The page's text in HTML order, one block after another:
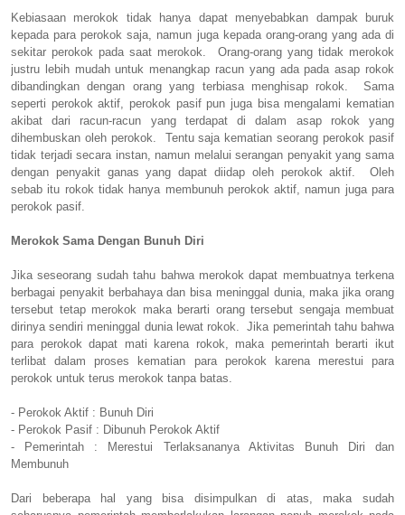
Kebiasaan merokok tidak hanya dapat menyebabkan dampak buruk
kepada para perokok saja, namun juga kepada orang-orang yang ada di
sekitar perokok pada saat merokok. Orang-orang yang tidak merokok
justru lebih mudah untuk menangkap racun yang ada pada asap rokok
dibandingkan dengan orang yang terbiasa menghisap rokok. Sama
seperti perokok aktif, perokok pasif pun juga bisa mengalami kematian
akibat dari racun-racun yang terdapat di dalam asap rokok yang
dihembuskan oleh perokok. Tentu saja kematian seorang perokok pasif
tidak terjadi secara instan, namun melalui serangan penyakit yang sama
dengan penyakit ganas yang dapat diidap oleh perokok aktif. Oleh
sebab itu rokok tidak hanya membunuh perokok aktif, namun juga para
perokok pasif.
Merokok Sama Dengan Bunuh Diri
Jika seseorang sudah tahu bahwa merokok dapat membuatnya terkena
berbagai penyakit berbahaya dan bisa meninggal dunia, maka jika orang
tersebut tetap merokok maka berarti orang tersebut sengaja membuat
dirinya sendiri meninggal dunia lewat rokok. Jika pemerintah tahu bahwa
para perokok dapat mati karena rokok, maka pemerintah berarti ikut
terlibat dalam proses kematian para perokok karena merestui para
perokok untuk terus merokok tanpa batas.
- Perokok Aktif : Bunuh Diri
- Perokok Pasif : Dibunuh Perokok Aktif
- Pemerintah : Merestui Terlaksananya Aktivitas Bunuh Diri dan
Membunuh
Dari beberapa hal yang bisa disimpulkan di atas, maka sudah